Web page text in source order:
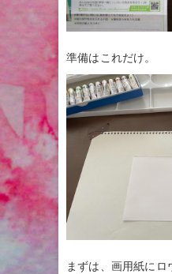
準備はこれだけ。
まずは、画用紙にロ